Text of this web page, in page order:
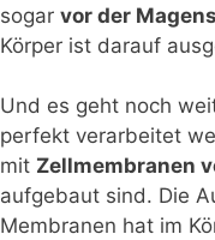
sogar vor der
Körper ist darauf
Und es geht noch
perfekt verarbeitet
mit Zellmembranen
aufgebaut sind. Die
Membranen hat im